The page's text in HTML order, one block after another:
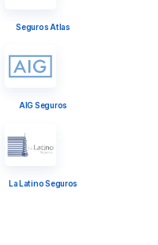
Seguros Atlas
AIG Seguros
La Latino Seguros